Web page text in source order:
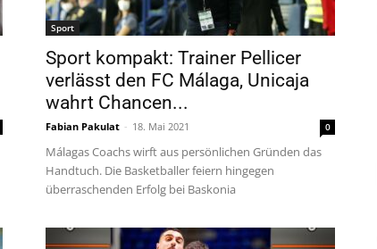
Sport
Sport kompakt: Trainer Pellicer
verlässt den FC Málaga, Unicaja
wahrt Chancen...
Fabian Pakulat - 18. Mai 2021 0
Málagas Coachs wirft aus persönlichen Gründen das
Handtuch. Die Basketballer feiern hingegen
überraschenden Erfolg bei Baskonia